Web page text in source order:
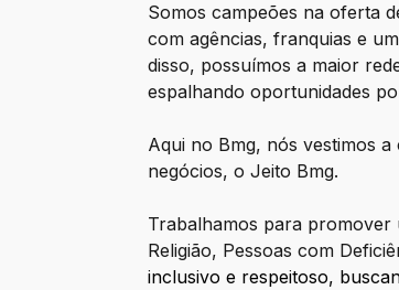
Somos campeões na oferta
com agências, franquias e
disso, possuímos a maior
espalhando oportunidades
Aqui no Bmg, nós vestimos
negócios, o Jeito Bmg.​
Trabalhamos para promover
Religião, Pessoas com
inclusivo e respeitoso,